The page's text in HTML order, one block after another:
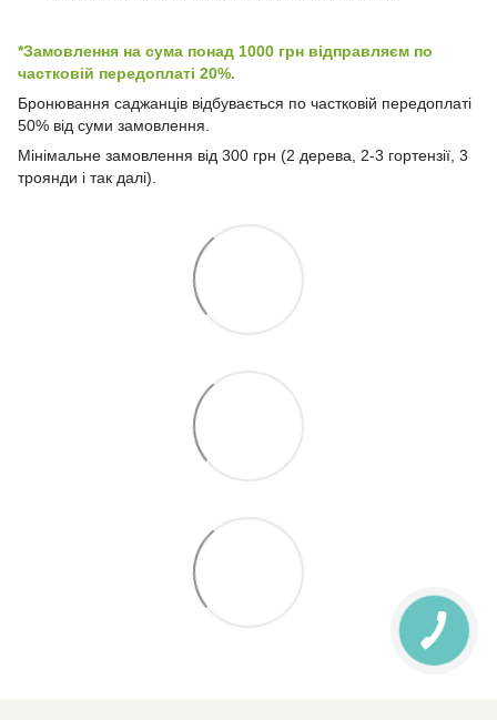
*Замовлення на сума понад 1000 грн відправляєм по
частковій передоплаті 20%.
Бронювання саджанців відбувається по частковій передоплаті
50% від суми замовлення.
Мінімальне замовлення від 300 грн (2 дерева, 2-3 гортензії, 3
троянди і так далі).